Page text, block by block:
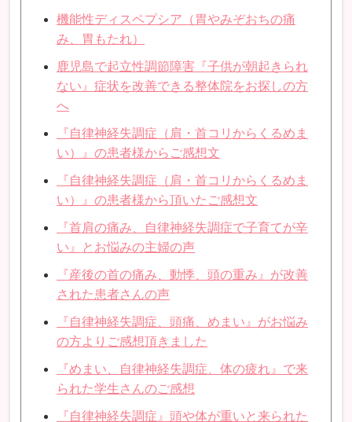
機能性ディスペプシア（胃やみぞおちの痛
み、胃もたれ）
鹿児島で起立性調節障害『子供が朝起きられ
ない』症状を改善できる整体院をお探しの方
へ
『自律神経失調症（肩・首コリからくるめま
い）』の患者様からご感想文
『自律神経失調症（肩・首コリからくるめま
い）』の患者様から頂いたご感想文
『首肩の痛み、自律神経失調症で子育てが辛
い』とお悩みの主婦の声
『産後の首の痛み、動悸、頭の重み』が改善
された患者さんの声
『自律神経失調症、頭痛、めまい』がお悩み
の方よりご感想頂きました
『めまい、自律神経失調症、体の疲れ』で来
られた学生さんのご感想
『自律神経失調症』頭や体が重いと来られた